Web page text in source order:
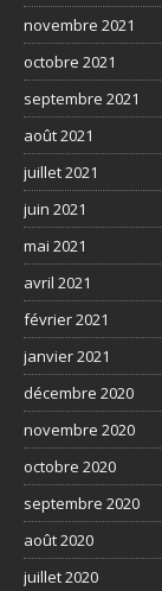
novembre 2021
octobre 2021
septembre 2021
août 2021
juillet 2021
juin 2021
mai 2021
avril 2021
février 2021
janvier 2021
décembre 2020
novembre 2020
octobre 2020
septembre 2020
août 2020
juillet 2020